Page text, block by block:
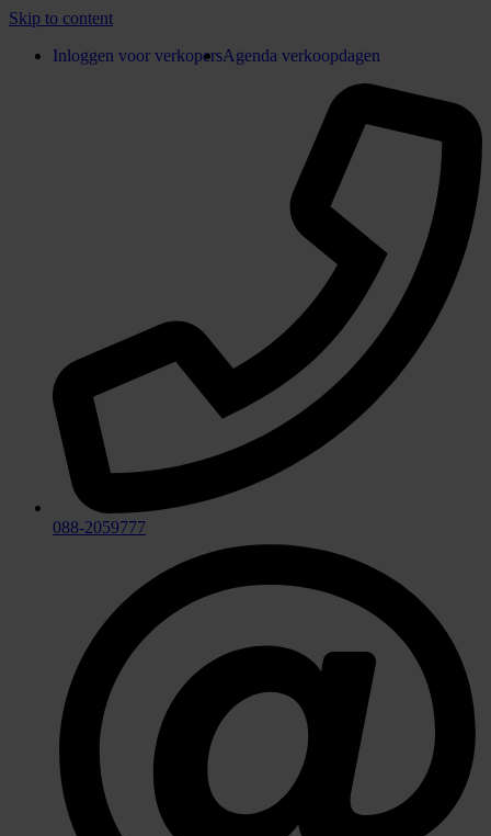
Skip to content
Inloggen voor verkopersAgenda verkoopdagen
088-2059777